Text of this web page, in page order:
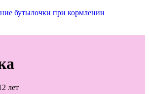
бутылочки при кормлении
лет